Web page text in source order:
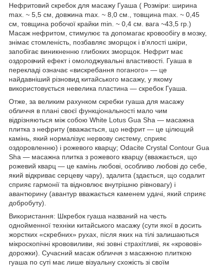
Нефритовий скребок для масажу Гуаша ( Розміри: ширина
max. ~ 5,5 см, довжина max. ~ 8,0 см., товщина max. ~ 0,45
см, товщина робочої крайки min. ~ 0,4 см. вага ~43,5 гр.)
Масаж нефритом, стимулює та допомагає кровообігу в мозку,
знімає стомленість, позбавляє зморщок і в'ялості шкіри,
запобігає виникненню глибоких зморщок. Нефрит має
оздоровчий ефект і омолоджувальні властивості. Гуаша в
перекладі означає «вискребання поганого» — це
найдавніший різновид китайського масажу, у якому
використовується невелика пластина — скребок Гуаша.
Отже, за великим рахунком скребки гуаша для масажу
обличчя в плані своєї функціональності мало чим
відрізняються між собою White Lotus Gua Sha — масажна
плитка з нефриту (вважається, що нефрит — це цілющий
камінь, який нормалізує нервову систему, сприяє
оздоровленню) і рожевого кварцу; Odacite Crystal Contour Gua
Sha — масажна плитка з рожевого кварцу (вважається, що
рожевий кварц — це камінь любові, особливо любові до себе,
який відкриває серцеву чару), здалита (здається, що содалит
сприяє гармонії та відновлює внутрішню рівновагу) і
авантюрину (авантур вважається каменем удачі, який сприяє
добробуту).
Використання: Шкребок гуаша названий на честь
однойменної техніки китайського масажу (сути якої в досить
жорстких «скребних» рухах, після яких на тілі залишаються
мікроскопічні крововиливи, які зовні страхітливі, як «кровові»
дорожки). Сучасний масаж обличчя з масажною плиткою
гуаша по суті має лише візуальну схожість зі своїм